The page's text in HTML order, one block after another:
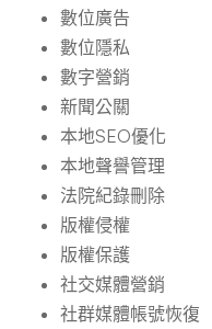
數位廣告
數位隱私
數字營銷
新聞公關
本地SEO優化
本地聲譽管理
法院紀錄刪除
版權侵權
版權保護
社交媒體營銷
社群媒體帳號恢復